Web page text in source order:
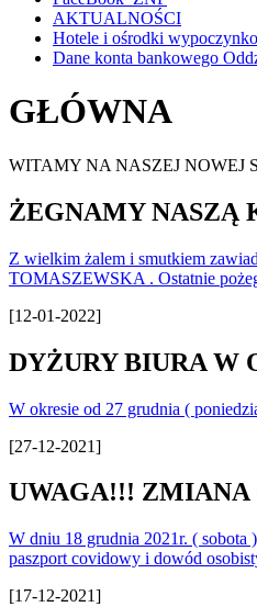
AKTUALNOŚCI
Hotele i ośrodki
Dane konta bankowego
GŁÓWNA
WITAMY NA NASZEJ NOWEJ
ŻEGNAMY NASZĄ
Z wielkim żalem i smutkiem
TOMASZEWSKA . Ostatnie
[12-01-2022]
DYŻURY BIURA W
W okresie od 27 grudnia (
[27-12-2021]
UWAGA!!! ZMIANA
W dniu 18 grudnia 2021r. (
paszport covidowy i dowód
[17-12-2021]